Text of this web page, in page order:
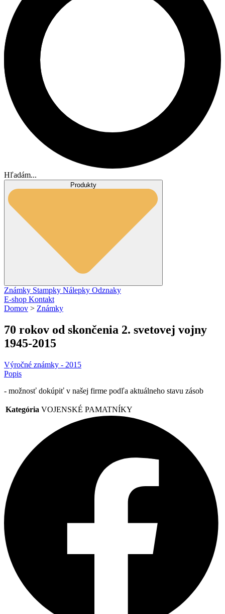
Hľadám...
Produkty
Známky Stampky Nálepky Odznaky
E-shop Kontakt
Domov > Známky
70 rokov od skončenia 2. svetovej vojny
1945-2015
Výročné známky - 2015
Popis
- možnosť dokúpiť v našej firme podľa aktuálneho stavu zásob
Kategória VOJENSKÉ PAMATNÍKY